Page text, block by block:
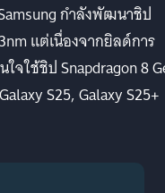
กำลังพัฒนาชิป
แต่เนื่องจากยิลด์การ
ใช้ชิป Snapdragon 8
S25, Galaxy S25+